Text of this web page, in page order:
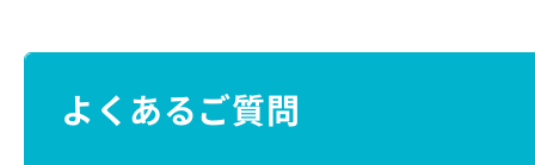
よくあるご質問